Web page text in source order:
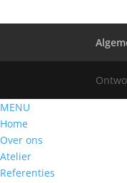
MENU
Home
Over ons
Atelier
Referenties